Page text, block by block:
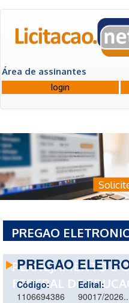
Área de assinantes
PREGAO
PLANEJAMENTO E
FEDERAL DE
PREGAO
Código:
1106694386
Edital:
90017/